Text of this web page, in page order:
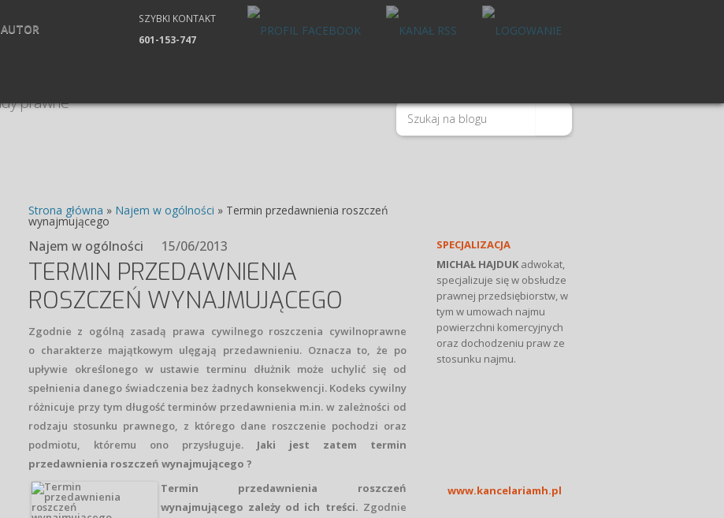
SZYBKI KONTAKT
601-153-747
AUTOR
SPECJALIZACJA
MICHAŁ HAJDUK adwokat,
specjalizuje się w obsłudze
prawnej przedsiębiorstw, w
tym w umowach najmu
powierzchni komercyjnych
oraz dochodzeniu praw ze
stosunku najmu.
www.kancelariamh.pl
Strona główna » Najem w ogólności » Termin przedawnienia roszczeń
wynajmującego
Najem w ogólności 15/06/2013
TERMIN PRZEDAWNIENIA
ROSZCZEŃ WYNAJMUJĄCEGO
Zgodnie z ogólną zasadą prawa cywilnego roszczenia cywilnoprawne
o charakterze majątkowym ulęgają przedawnieniu. Oznacza to, że po
upływie określonego w ustawie terminu dłużnik może uchylić się od
spełnienia danego świadczenia bez żadnych konsekwencji. Kodeks cywilny
różnicuje przy tym długość terminów przedawnienia m.in. w zależności od
rodzaju stosunku prawnego, z którego dane roszczenie pochodzi oraz
podmiotu, któremu ono przysługuje. Jaki jest zatem termin
przedawnienia roszczeń wynajmującego ?
Termin przedawnienia roszczeń
wynajmującego zależy od ich treści. Zgodnie